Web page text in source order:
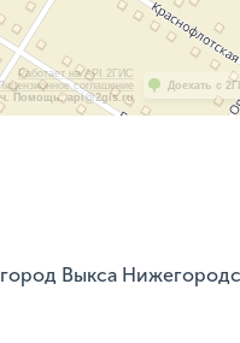
Работает на API 2ГИС
соглашение
Помощь: api@2gis.ru
Доехать с
Выкса